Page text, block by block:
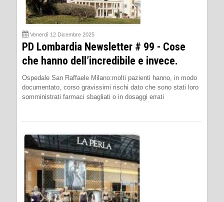
Venerdì 12 Dicembre 2025
PD Lombardia Newsletter # 99 - Cose
che hanno dell’incredibile e invece.
Ospedale San Raffaele Milano:molti pazienti hanno, in modo
documentato, corso gravissimi rischi dato che sono stati loro
somministrati farmaci sbagliati o in dosaggi errati